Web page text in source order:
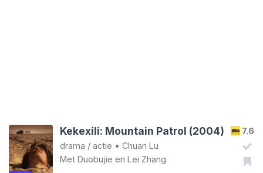
7.6
Kekexili: Mountain Patrol (2004)
drama / actie • Chuan Lu
Met Duobujie en Lei Zhang